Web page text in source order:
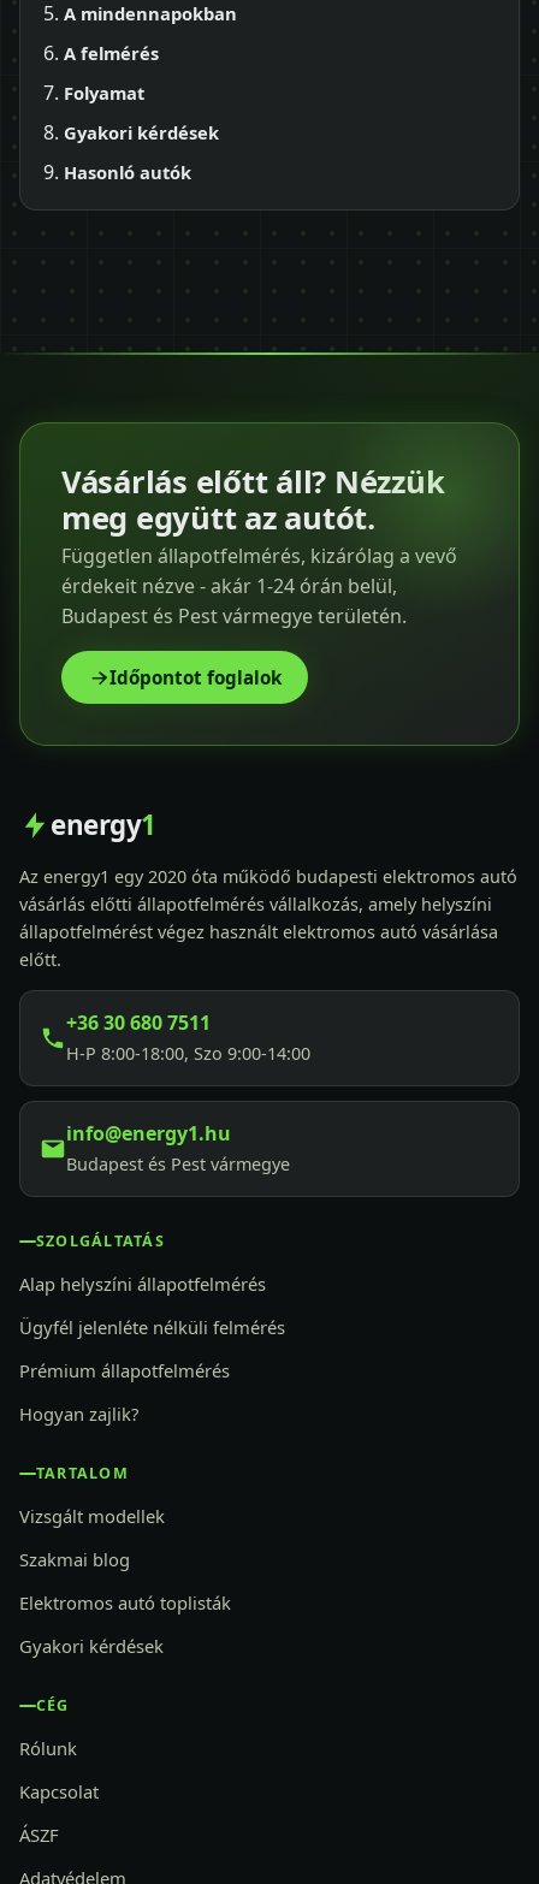
A mindennapokban
A felmérés
Folyamat
Gyakori kérdések
Hasonló autók
Vásárlás előtt áll? Nézzük
meg együtt az autót.
Független állapotfelmérés, kizárólag a vevő
érdekeit nézve - akár 1-24 órán belül,
Budapest és Pest vármegye területén.
Időpontot foglalok
energy1
Az energy1 egy 2020 óta működő budapesti elektromos autó
vásárlás előtti állapotfelmérés vállalkozás, amely helyszíni
állapotfelmérést végez használt elektromos autó vásárlása
előtt.
+36 30 680 7511
H-P 8:00-18:00, Szo 9:00-14:00
info@energy1.hu
Budapest és Pest vármegye
SZOLGÁLTATÁS
Alap helyszíni állapotfelmérés
Ügyfél jelenléte nélküli felmérés
Prémium állapotfelmérés
Hogyan zajlik?
TARTALOM
Vizsgált modellek
Szakmai blog
Elektromos autó toplisták
Gyakori kérdések
CÉG
Rólunk
Kapcsolat
ÁSZF
Adatvédelem